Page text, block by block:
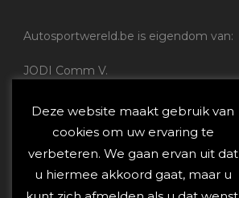
Autosportwereld.be is eigendom van:
JODI Comm V.
Nijverheidsstraat 70
2160 Wommelgem
Autosportwereld.be:
Redactie:joost@autosportwereld.be
Deze website maakt gebruik van
cookies om uw ervaring te
verbeteren. We gaan ervan uit dat
u hiermee akkoord gaat, maar u